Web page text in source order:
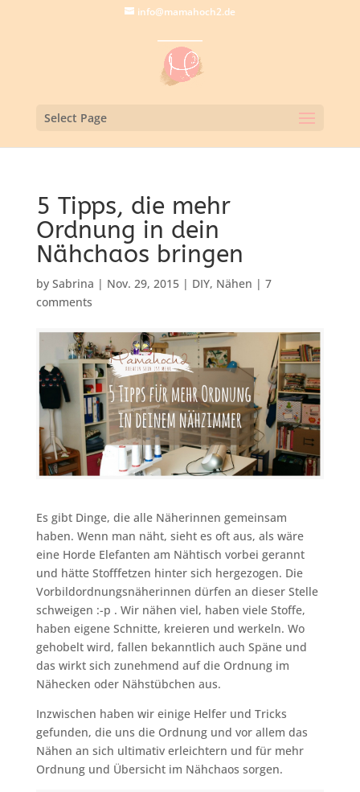
info@mamahoch2.de
Select Page
5 Tipps, die mehr
Ordnung in dein
Nähchaos bringen
by Sabrina | Nov. 29, 2015| DIY, Nähen | 7
comments
Es gibt Dinge, die alle Näherinnen gemeinsam
haben. Wenn man näht, sieht es oft aus, als wäre
eine Horde Elefanten am Nähtisch vorbei gerannt
und hätte Stofffetzen hinter sich hergezogen. Die
Vorbildordnungsnäherinnen dürfen an dieser Stelle
schweigen :-p . Wir nähen viel, haben viele Stoffe,
haben eigene Schnitte, kreieren und werkeln. Wo
gehobelt wird, fallen bekanntlich auch Späne und
das wirkt sich zunehmend auf die Ordnung im
Nähecken oder Nähstübchen aus.
Inzwischen haben wir einige Helfer und Tricks
gefunden, die uns die Ordnung und vor allem das
Nähen an sich ultimativ erleichtern und für mehr
Ordnung und Übersicht im Nähchaos sorgen.